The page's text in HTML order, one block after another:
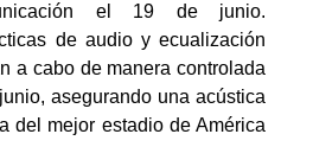
el 19 de junio.
de audio y ecualización
a cabo de manera controlada
asegurando una acústica
del mejor estadio de América